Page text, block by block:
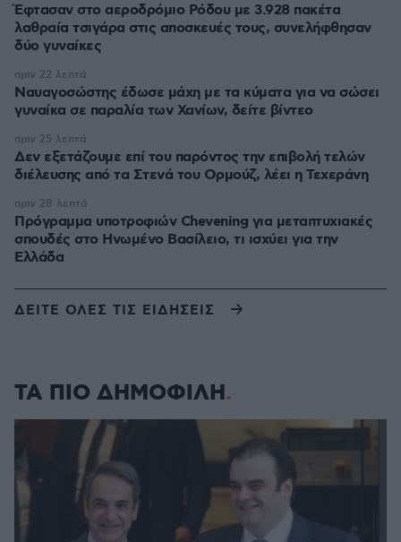
Έφτασαν στο αεροδρόμιο Ρόδου με 3.928 πακέτα
λαθραία τσιγάρα στις αποσκευές τους, συνελήφθησαν
δύο γυναίκες
Ναυαγοσώστης έδωσε μάχη με τα κύματα για να σώσει
γυναίκα σε παραλία των Χανίων, δείτε βίντεο
πριν 22 λεπτά
Δεν εξετάζουμε επί του παρόντος την επιβολή τελών
διέλευσης από τα Στενά του Ορμούζ, λέει η Τεχεράνη
πριν 25 λεπτά
Πρόγραμμα υποτροφιών Chevening για μεταπτυχιακές
σπουδές στο Ηνωμένο Βασίλειο, τι ισχύει για την
Ελλάδα
πριν 28 λεπτά
ΔΕΙΤΕ ΟΛΕΣ ΤΙΣ ΕΙΔΗΣΕΙΣ
ΤΑ ΠΙΟ ΔΗΜΟΦΙΛΗ